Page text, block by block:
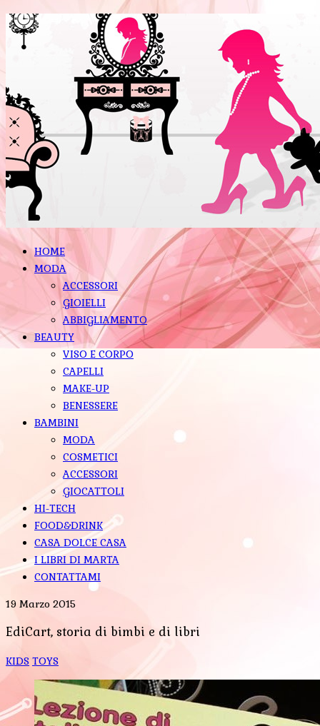
HOME
MODA
ACCESSORI
GIOIELLI
ABBIGLIAMENTO
BEAUTY
VISO E CORPO
CAPELLI
MAKE-UP
BENESSERE
BAMBINI
MODA
COSMETICI
ACCESSORI
GIOCATTOLI
HI-TECH
FOOD&DRINK
CASA DOLCE CASA
I LIBRI DI MARTA
CONTATTAMI
19 Marzo 2015
EdiCart, storia di bimbi e di libri
KIDS TOYS